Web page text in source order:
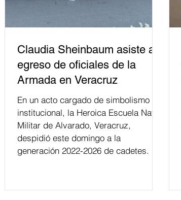
Claudia Sheinbaum asiste a
egreso de oficiales de la
Armada en Veracruz
En un acto cargado de simbolismo
institucional, la Heroica Escuela Naval
Militar de Alvarado, Veracruz,
despidió este domingo a la
generación 2022-2026 de cadetes.